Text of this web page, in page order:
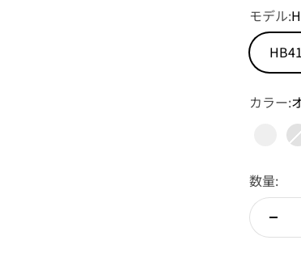
モデル:
カラー:
透明
数量: